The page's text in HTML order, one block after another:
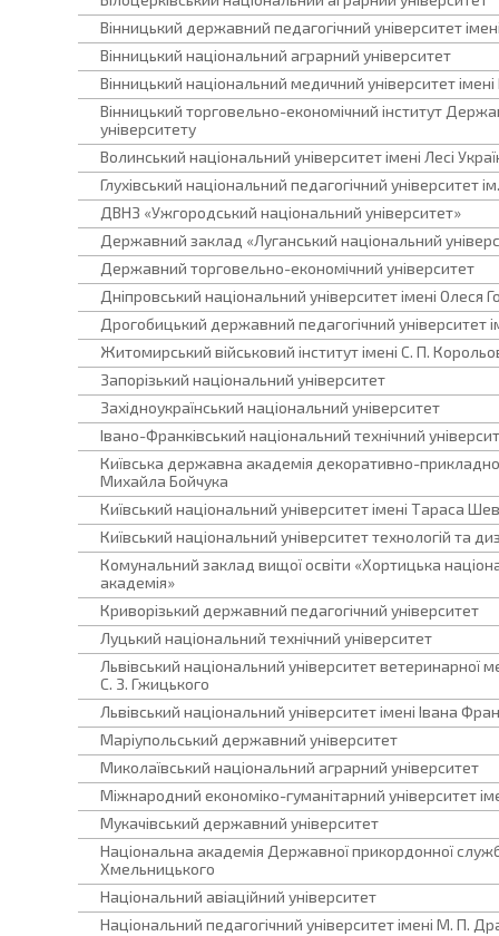
Вінницький державний педагогічний університет
Вінницький національний аграрний університет
Вінницький національний медичний університет
Вінницький торговельно-економічний інститут
університету
Волинський національний університет імені Лесі
Глухівський національний педагогічний університет
ДВНЗ «Ужгородський національний університет»
Державний заклад «Луганський національний
Державний торговельно-економічний університет
Дніпровський національний університет імені Олеся
Дрогобицький державний педагогічний університет
Житомирський військовий інститут імені С. П.
Запорізький національний університет
Західноукраїнський національний університет
Івано-Франківський національний технічний
Київська державна академія декоративно-
Михайла Бойчука
Київський національний університет імені Тараса
Київський національний університет технологій та
Комунальний заклад вищої освіти «Хортицька
академія»
Криворізький державний педагогічний університет
Луцький національний технічний університет
Львівський національний університет ветеринарної
С. З. Гжицького
Львівський національний університет імені Івана
Маріупольський державний університет
Миколаївський національний аграрний університет
Міжнародний економіко-гуманітарний університет
Мукачівський державний університет
Національна академія Державної прикордонної
Хмельницького
Національний авіаційний університет
Національний педагогічний університет імені М. П.